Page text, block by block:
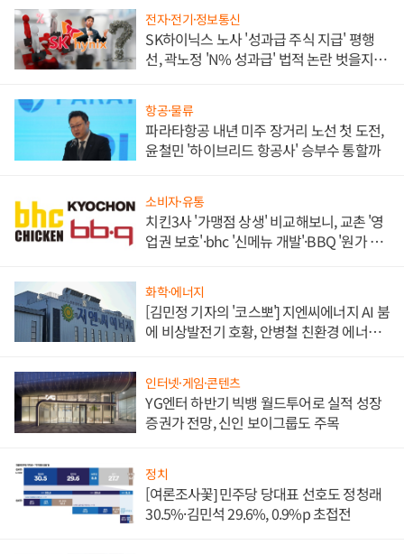
전자·전기·정보통신
SK하이닉스 노사 '성과급 주식 지급' 평행
선, 곽노정 'N% 성과급' 법적 논란 벗을지 주
항공·물류
파라타항공 내년 미주 장거리 노선 첫 도전,
윤철민 '하이브리드 항공사' 승부수 통할까
소비자·유통
치킨3사 '가맹점 상생' 비교해보니, 교촌 '영
업권 보호'·bhc '신메뉴 개발'·BBQ '원가 부
화학·에너지
[김민정 기자의 '코스뽀'] 지엔씨에너지 AI 붐
에 비상발전기 호황, 안병철 친환경 에너지
인터넷·게임·콘텐츠
YG엔터 하반기 빅뱅 월드투어로 실적 성장
증권가 전망, 신인 보이그룹도 주목
정치
[여론조사꽃] 민주당 당대표 선호도 정청래
30.5%·김민석 29.6%, 0.9%p 초접전